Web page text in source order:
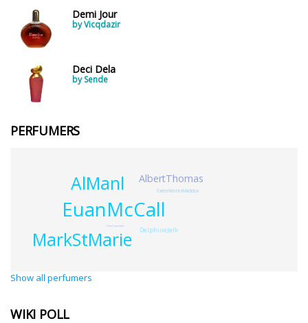
Demi Jour
by Vicqdazir
Deci Dela
by Sende
PERFUMERS
EuanMcCall
AlManl
MarkStMarie
AlbertThomas
DelphineJelk
CarterWeeksMaddox
YvesCoueslant
Show all perfumers
WIKI POLL